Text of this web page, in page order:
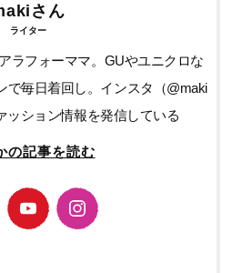
さん
ライター
ラフォーママ。GUやユニクロな
で毎日着回し。インスタ（@maki
ッション情報を発信している
の記事を読む